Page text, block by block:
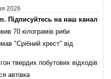
2026
Підписуйтесь на наш канал
70 кілограмів риби
"Срібний хрест" від
твердих побутових відходів
автівка